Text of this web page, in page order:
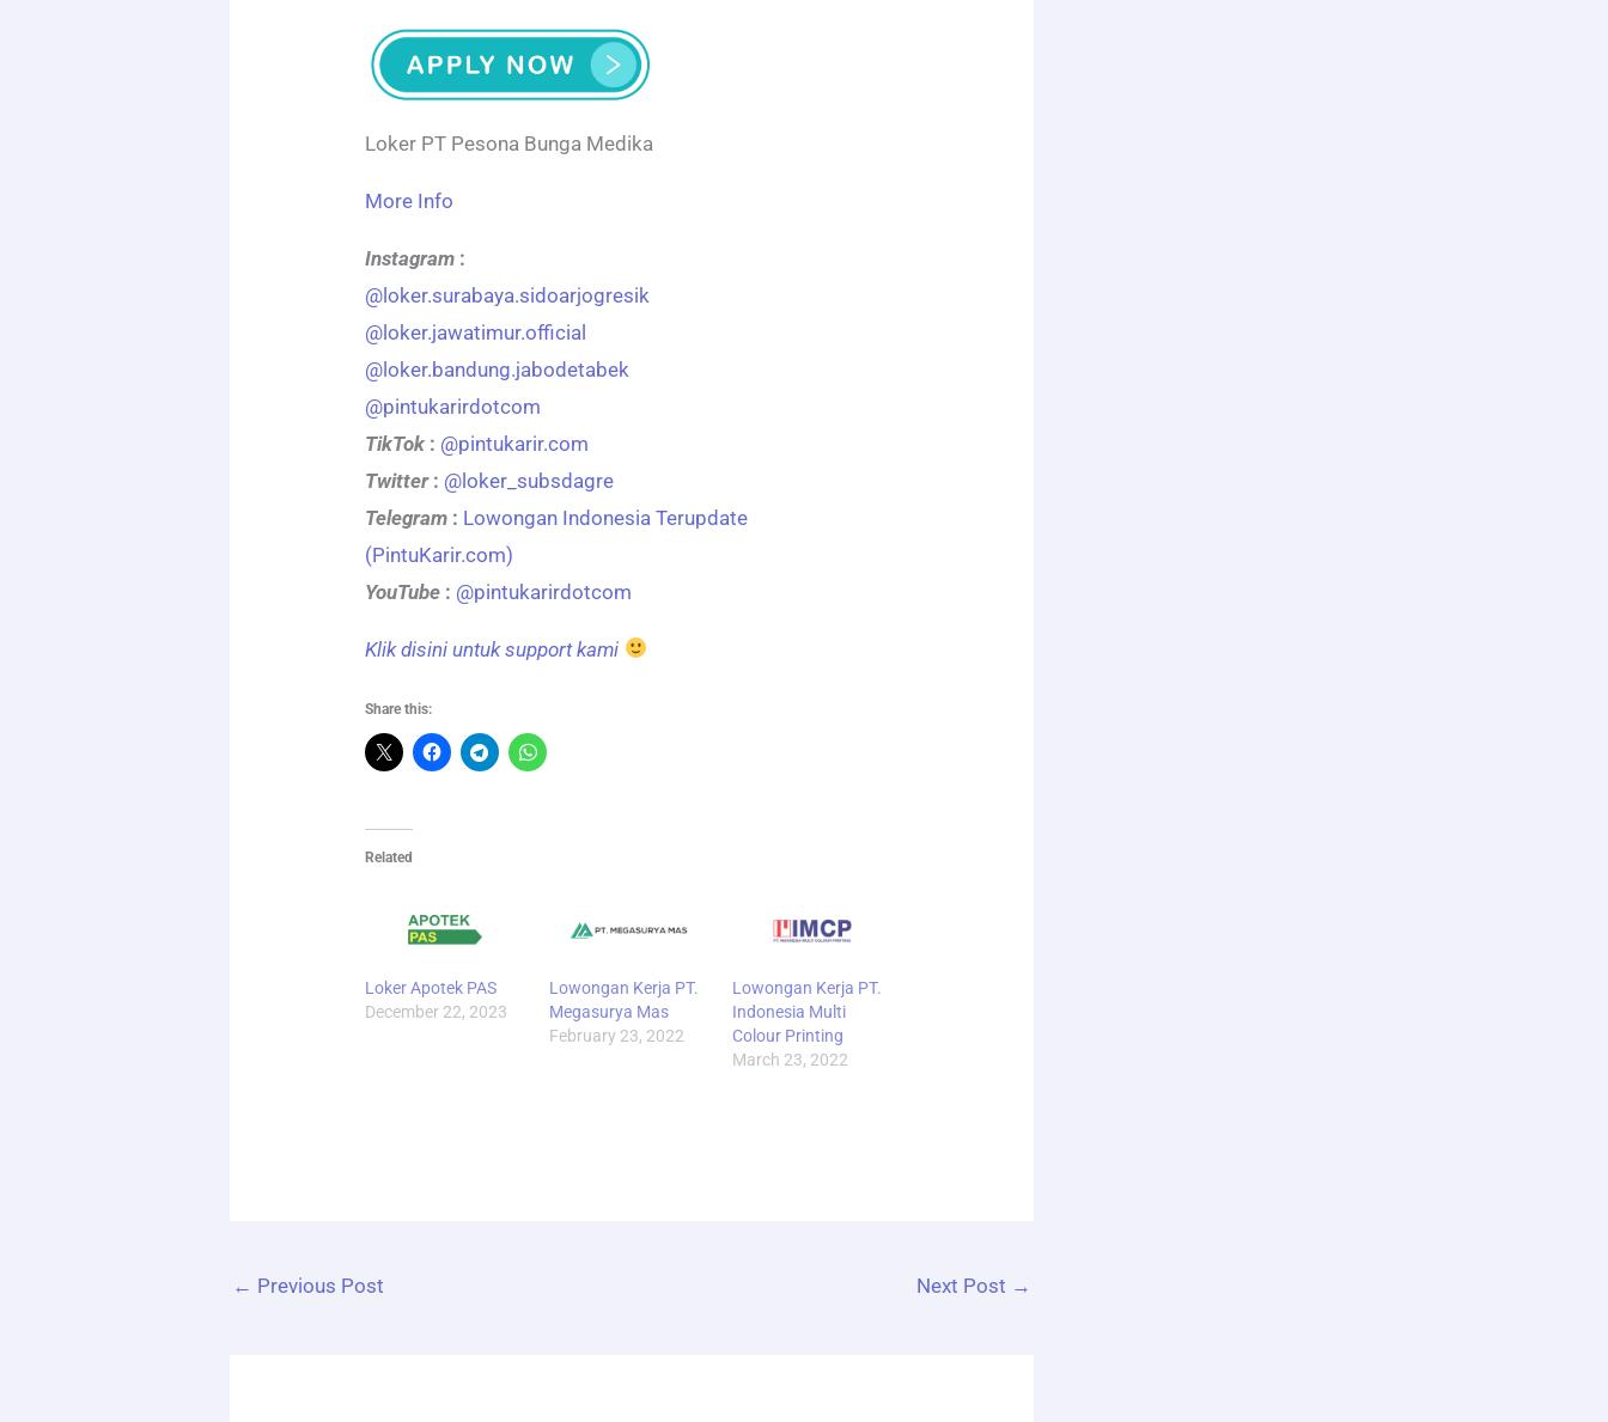
Loker PT Pesona Bunga Medika
More Info
Instagram :
@loker.surabaya.sidoarjogresik
@loker.jawatimur.official
@loker.bandung.jabodetabek
@pintukarirdotcom
TikTok : @pintukarir.com
Twitter: @loker_subsdagre
Telegram : Lowongan Indonesia Terupdate
(PintuKarir.com)
YouTube : @pintukarirdotcom
Klik disini untuk support kami
Share this:
Related
Loker Apotek PAS
December 22, 2023
Lowongan Kerja PT.
Megasurya Mas
February 23, 2022
Lowongan Kerja PT.
Indonesia Multi
Colour Printing
March 23, 2022
← Previous Post Next Post →